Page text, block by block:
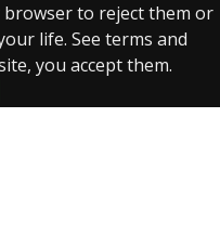
browser to reject them or
life. See terms and
you accept them.